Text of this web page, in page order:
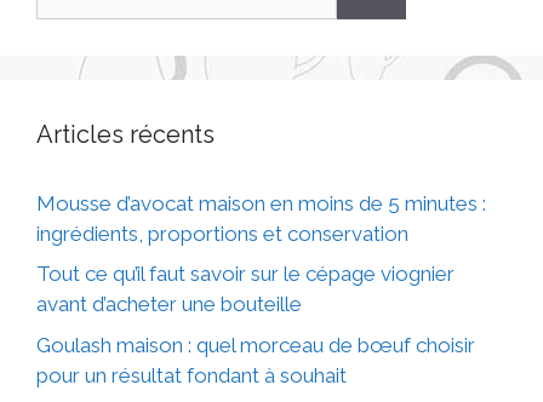
Articles récents
Mousse d’avocat maison en moins de 5 minutes :
ingrédients, proportions et conservation
Tout ce qu’il faut savoir sur le cépage viognier
avant d’acheter une bouteille
Goulash maison : quel morceau de bœuf choisir
pour un résultat fondant à souhait